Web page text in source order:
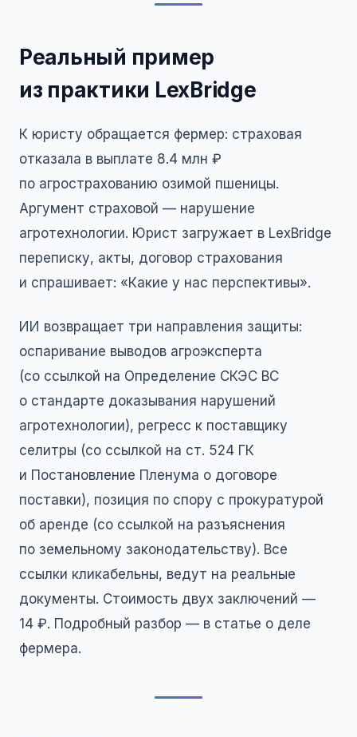
Реальный пример
из практики LexBridge
К юристу обращается фермер: страховая
отказала в выплате 8.4 млн ₽
по агрострахованию озимой пшеницы.
Аргумент страховой — нарушение
агротехнологии. Юрист загружает в LexBridge
переписку, акты, договор страхования
и спрашивает: «Какие у нас перспективы».
ИИ возвращает три направления защиты:
оспаривание выводов агроэксперта
(со ссылкой на Определение СКЭС ВС
о стандарте доказывания нарушений
агротехнологии), регресс к поставщику
селитры (со ссылкой на ст. 524 ГК
и Постановление Пленума о договоре
поставки), позиция по спору с прокуратурой
об аренде (со ссылкой на разъяснения
по земельному законодательству). Все
ссылки кликабельны, ведут на реальные
документы. Стоимость двух заключений —
14 ₽. Подробный разбор — в статье о деле
фермера.